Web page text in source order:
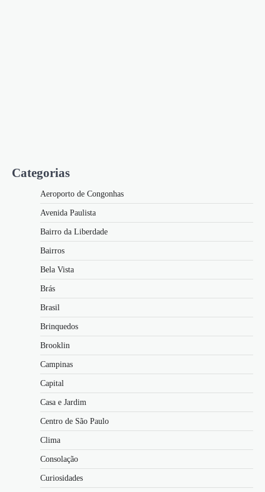
Categorias
Aeroporto de Congonhas
Avenida Paulista
Bairro da Liberdade
Bairros
Bela Vista
Brás
Brasil
Brinquedos
Brooklin
Campinas
Capital
Casa e Jardim
Centro de São Paulo
Clima
Consolação
Curiosidades